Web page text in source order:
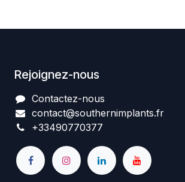
Rejoignez-nous
Contactez-nous​
contact@southernimplant​​​s.fr
+334907​70377